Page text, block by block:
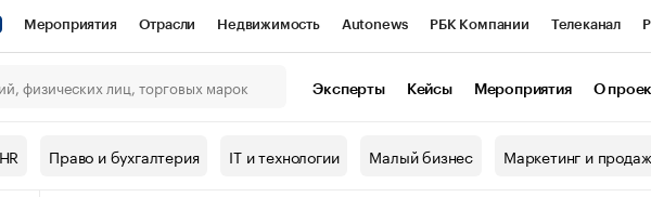
Мероприятия Отрасли Недвижимость Autonews РБК Компании Телеканал
СПб Спецпроекты Проверка контрагентов
Эксперты Кейсы Мероприятия О
Право и бухгалтерия IT и технологии Малый бизнес Маркетинг и